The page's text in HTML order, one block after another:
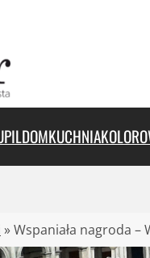
DOMKUCHNIA
»Wspaniała nagroda –